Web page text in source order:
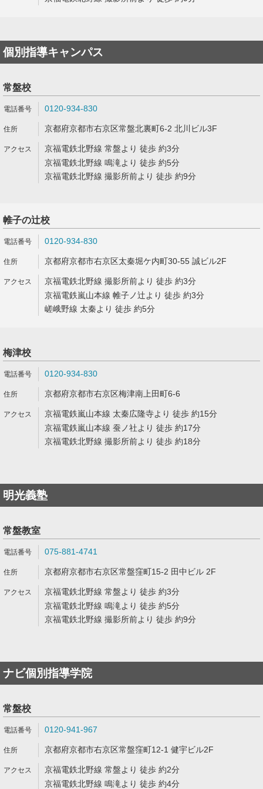
個別指導キャンパス
常盤校
0120-934-830
京都府京都市右京区常盤北裏町6-2 北川ビル3F
京福電鉄北野線 常盤より 徒歩 約3分
京福電鉄北野線 鳴滝より 徒歩 約5分
京福電鉄北野線 撮影所前より 徒歩 約9分
帷子の辻校
0120-934-830
京都府京都市右京区太秦堀ケ内町30-55 誠ビル2F
京福電鉄北野線 撮影所前より 徒歩 約3分
京福電鉄嵐山本線 帷子ノ辻より 徒歩 約3分
嵯峨野線 太秦より 徒歩 約5分
梅津校
0120-934-830
京都府京都市右京区梅津南上田町6-6
京福電鉄嵐山本線 太秦広隆寺より 徒歩 約15分
京福電鉄嵐山本線 蚕ノ社より 徒歩 約17分
京福電鉄北野線 撮影所前より 徒歩 約18分
明光義塾
常盤教室
075-881-4741
京都府京都市右京区常盤窪町15-2 田中ビル 2F
京福電鉄北野線 常盤より 徒歩 約3分
京福電鉄北野線 鳴滝より 徒歩 約5分
京福電鉄北野線 撮影所前より 徒歩 約9分
ナビ個別指導学院
常盤校
0120-941-967
京都府京都市右京区常盤窪町12-1 健宇ビル2F
京福電鉄北野線 常盤より 徒歩 約2分
京福電鉄北野線 鳴滝より 徒歩 約4分